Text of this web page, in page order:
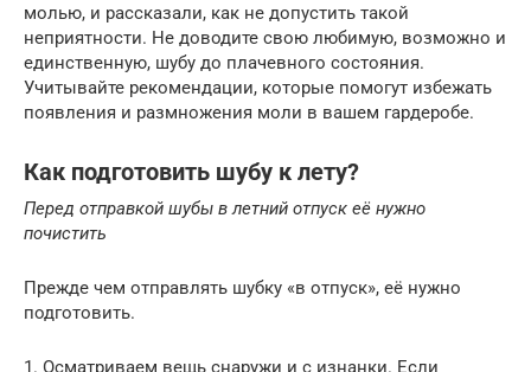
молью, и рассказали, как не допустить такой
неприятности. Не доводите свою любимую, возможно и
единственную, шубу до плачевного состояния.
Учитывайте рекомендации, которые помогут избежать
появления и размножения моли в вашем гардеробе.
Как подготовить шубу к лету?
Перед отправкой шубы в летний отпуск её нужно
почистить
Прежде чем отправлять шубку «в отпуск», её нужно
подготовить.
1. Осматриваем вещь снаружи и с изнанки. Если